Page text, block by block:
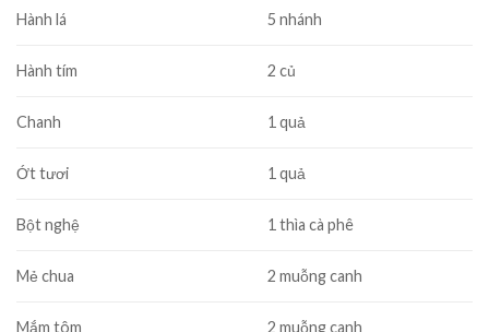
Hành lá 5 nhánh
Hành tím 2 củ
Chanh 1 quả
Ớt tươi 1 quả
Bột nghệ 1 thìa cà phê
Mẻ chua 2 muỗng canh
Mắm tôm 2 muỗng canh